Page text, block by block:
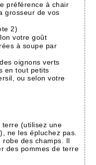
préférence à chair
grosseur de vos
2)
votre goût
à soupe par
oignons verts
en tout petits
ou selon votre
terre (utilisez une
ne les épluchez pas.
robe des champs. Il
des pommes de terre